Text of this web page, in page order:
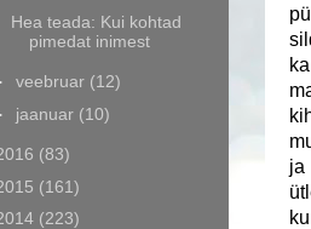
ja
Hea teada: Kui kohtad
pimedat inimest
veebruar (12)
jaanuar (10)
(83)
(161)
(223)